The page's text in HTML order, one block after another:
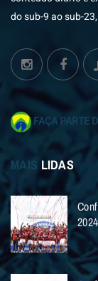
do sub-9 ao sub-
FAÇA PARTE
MAIS LIDAS
2024